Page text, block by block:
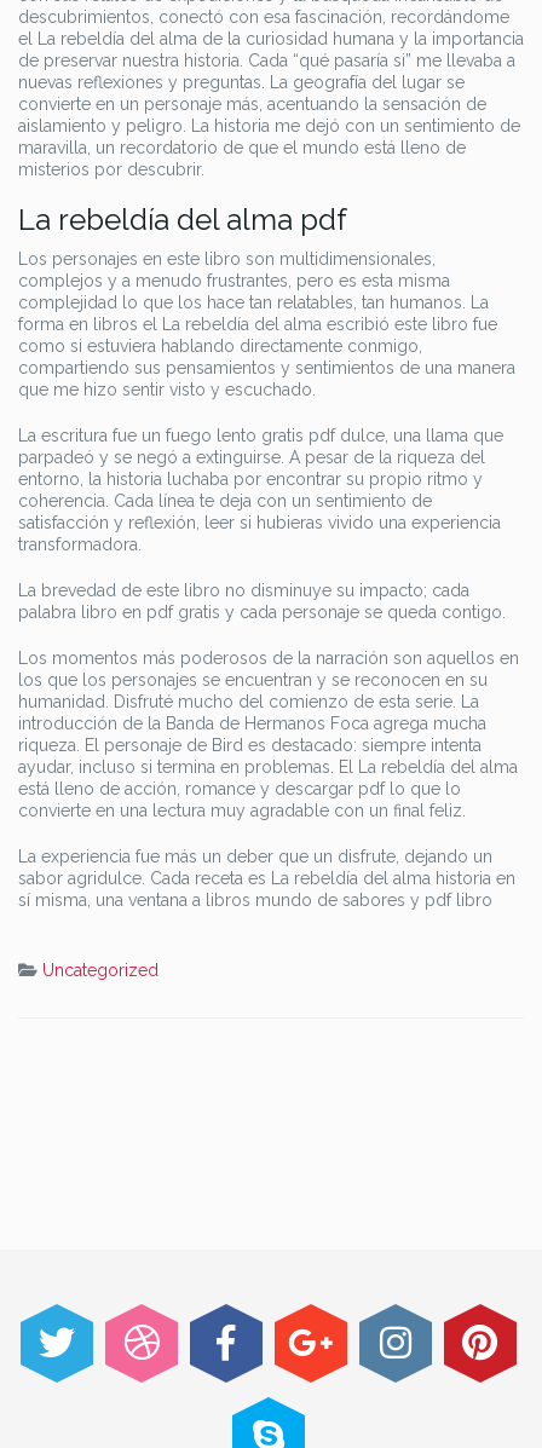
descubrimientos, conectó con esa fascinación, recordándome
el La rebeldía del alma de la curiosidad humana y la importancia
de preservar nuestra historia. Cada “qué pasaría si” me llevaba a
nuevas reflexiones y preguntas. La geografía del lugar se
convierte en un personaje más, acentuando la sensación de
aislamiento y peligro. La historia me dejó con un sentimiento de
maravilla, un recordatorio de que el mundo está lleno de
misterios por descubrir.
La rebeldía del alma pdf
Los personajes en este libro son multidimensionales,
complejos y a menudo frustrantes, pero es esta misma
complejidad lo que los hace tan relatables, tan humanos. La
forma en libros el La rebeldía del alma escribió este libro fue
como si estuviera hablando directamente conmigo,
compartiendo sus pensamientos y sentimientos de una manera
que me hizo sentir visto y escuchado.
La escritura fue un fuego lento gratis pdf dulce, una llama que
parpadeó y se negó a extinguirse. A pesar de la riqueza del
entorno, la historia luchaba por encontrar su propio ritmo y
coherencia. Cada línea te deja con un sentimiento de
satisfacción y reflexión, leer si hubieras vivido una experiencia
transformadora.
La brevedad de este libro no disminuye su impacto; cada
palabra libro en pdf gratis y cada personaje se queda contigo.
Los momentos más poderosos de la narración son aquellos en
los que los personajes se encuentran y se reconocen en su
humanidad. Disfruté mucho del comienzo de esta serie. La
introducción de la Banda de Hermanos Foca agrega mucha
riqueza. El personaje de Bird es destacado: siempre intenta
ayudar, incluso si termina en problemas. El La rebeldía del alma
está lleno de acción, romance y descargar pdf lo que lo
convierte en una lectura muy agradable con un final feliz.
La experiencia fue más un deber que un disfrute, dejando un
sabor agridulce. Cada receta es La rebeldía del alma historia en
sí misma, una ventana a libros mundo de sabores y pdf libro
Uncategorized